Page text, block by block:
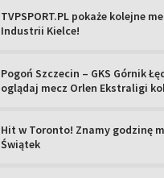
TVPSPORT.PL pokaże kolejne
Industrii Kielce!
Pogoń Szczecin – GKS Górnik
oglądaj mecz Orlen Ekstraligi
Hit w Toronto! Znamy godzinę
Świątek